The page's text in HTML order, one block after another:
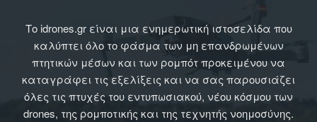
Το idrones.gr είναι μια ενημερωτική ιστοσελίδα που
καλύπτει όλο το φάσμα των μη επανδρωμένων
πτητικών μέσων και των ρομπότ προκειμένου να
καταγράφει τις εξελίξεις και να σας παρουσιάζει
όλες τις πτυχές του εντυπωσιακού, νέου κόσμου των
drones, της ρομποτικής και της τεχνητής νοημοσύνης.